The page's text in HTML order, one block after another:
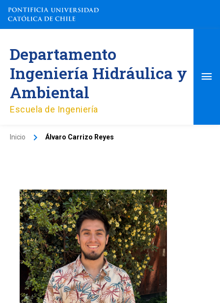
contenido
Departamento
Ingeniería Hidráulica y
Ambiental
Escuela de Ingeniería
Inicio Álvaro Carrizo Reyes